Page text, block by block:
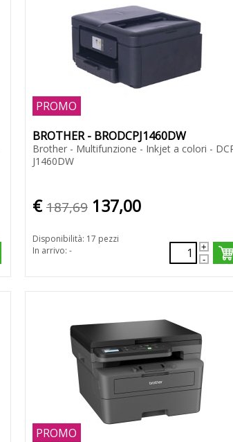
BROTHER - BRODCPJ1460DW
Brother - Multifunzione - Inkjet a colori -
J1460DW
€187,69137,00
PROMO
Disponibilità: 17 pezzi
In arrivo: -
PROMO